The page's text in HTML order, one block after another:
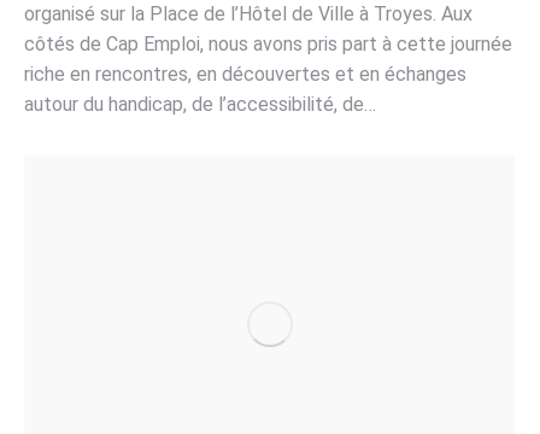
organisé sur la Place de l’Hôtel de Ville à Troyes. Aux
côtés de Cap Emploi, nous avons pris part à cette journée
riche en rencontres, en découvertes et en échanges
autour du handicap, de l’accessibilité, de…